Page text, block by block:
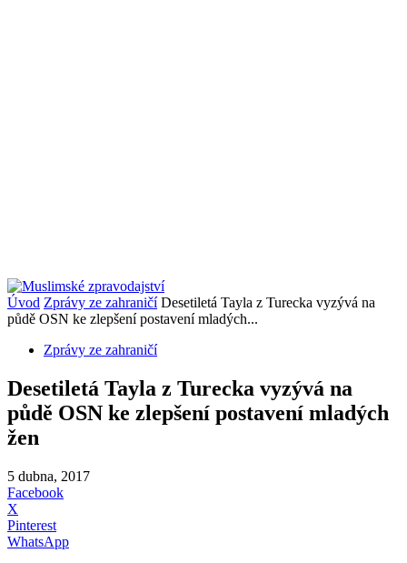
Úvod Zprávy ze zahraničí Desetiletá Tayla z Turecka vyzývá na
půdě OSN ke zlepšení postavení mladých...
Zprávy ze zahraničí
Desetiletá Tayla z Turecka vyzývá na
půdě OSN ke zlepšení postavení mladých
žen
5 dubna, 2017
Facebook
X
Pinterest
WhatsApp